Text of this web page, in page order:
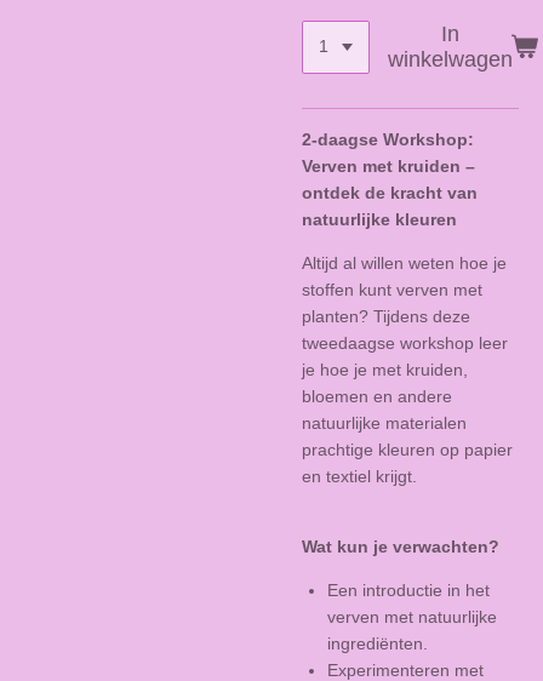
In
winkelwagen
2-daagse Workshop:
Verven met kruiden –
ontdek de kracht van
natuurlijke kleuren
Altijd al willen weten hoe je
stoffen kunt verven met
planten? Tijdens deze
tweedaagse workshop leer
je hoe je met kruiden,
bloemen en andere
natuurlijke materialen
prachtige kleuren op papier
en textiel krijgt.
Wat kun je verwachten?
Een introductie in het
verven met natuurlijke
ingrediënten.
Experimenteren met